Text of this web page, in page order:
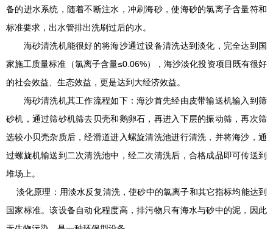
备的进水系统，随着不断注水，冲刷海砂，使海砂的氯离子含量符和
标准要求，出水管排出洗刷过后的水。
海砂清洗机能很好的将海沙通过设备清洗达到淡化，完全达到国
家施工质量标准（氯离子含量≤0.06%），海沙淡化投资项目既有很好
的社会效益、生态效益，更是达到大经济效益。
海砂清洗机其工作流程如下：海沙首先经由皮带输送机输入到筛
砂机，通过筛砂机筛去贝壳和鹅卵石，再进入下层的振动筛，再次筛
选较小贝壳杂质后，经滑道进入螺旋清洗池进行清洗，并将海沙，通
过螺旋机输送到二次清洗池中，经二次清洗后，合格成品即可传送到
堆场上。
淡化原理：用淡水反复清洗，使砂中的氯离子和其它指标均能达到
国家标准。该设备自动化程度高，排污物只有海水与砂中的泥，因此